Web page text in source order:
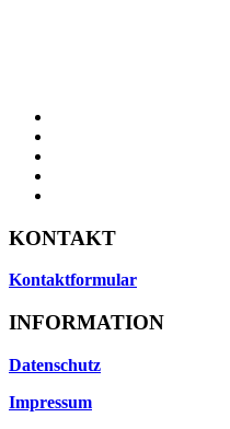
KONTAKT
Kontaktformular
INFORMATION
Datenschutz
Impressum